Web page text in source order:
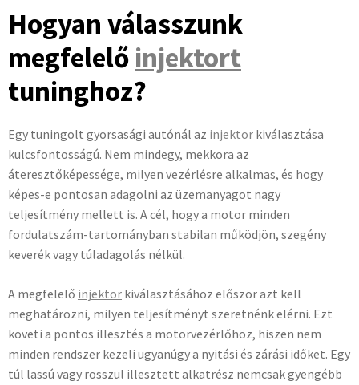
Hogyan válasszunk
megfelelő injektort
tuninghoz?
Egy tuningolt gyorsasági autónál az injektor kiválasztása
kulcsfontosságú. Nem mindegy, mekkora az
áteresztőképessége, milyen vezérlésre alkalmas, és hogy
képes-e pontosan adagolni az üzemanyagot nagy
teljesítmény mellett is. A cél, hogy a motor minden
fordulatszám-tartományban stabilan működjön, szegény
keverék vagy túladagolás nélkül.
A megfelelő injektor kiválasztásához először azt kell
meghatározni, milyen teljesítményt szeretnénk elérni. Ezt
követi a pontos illesztés a motorvezérlőhöz, hiszen nem
minden rendszer kezeli ugyanúgy a nyitási és zárási időket. Egy
túl lassú vagy rosszul illesztett alkatrész nemcsak gyengébb